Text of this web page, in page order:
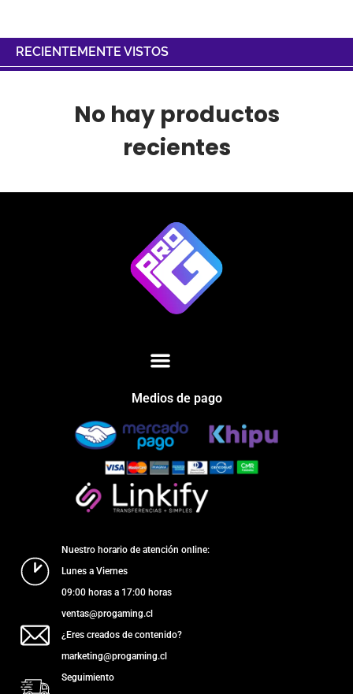
RECIENTEMENTE VISTOS
No hay productos
recientes
Medios de pago
Nuestro horario de atención online:
Lunes a Viernes
09:00 horas a 17:00 horas
ventas@progaming.cl
¿Eres creados de contenido?
marketing@progaming.cl
Seguimiento